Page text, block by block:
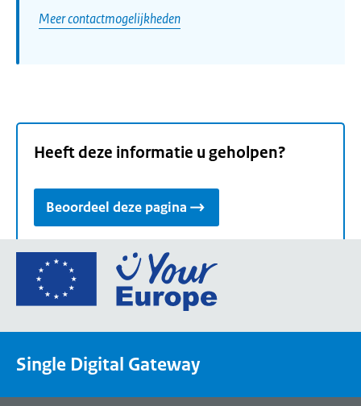
Meer contactmogelijkheden
Heeft deze informatie u geholpen?
Beoordeel deze pagina
Ga
de
een
Single Digital Gateway